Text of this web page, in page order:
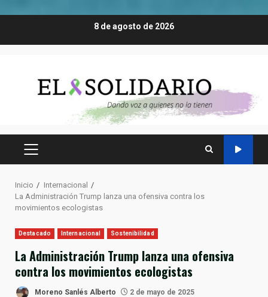
8 de agosto de 2026
MENÚ
Inicio
Internacional
La Administración Trump lanza una ofensiva contra los
movimientos ecologistas
Destacado Internacional Sostenibilidad
La Administración Trump lanza una ofensiva
contra los movimientos ecologistas
Moreno Sanlés Alberto 2 de mayo de 2025